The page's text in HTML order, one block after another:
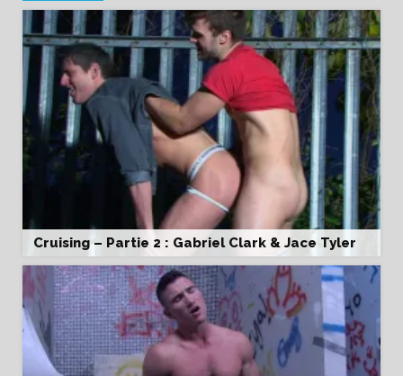
Cruising – Partie 2 : Gabriel Clark & Jace Tyler